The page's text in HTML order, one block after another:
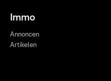
Immo
Annoncen
Artikelen